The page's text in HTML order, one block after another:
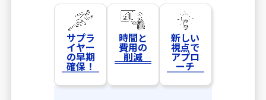
サプラ
イヤー
の早期
確保！
時間と
費用の
削減
新しい
視点で
アプロ
ーチ